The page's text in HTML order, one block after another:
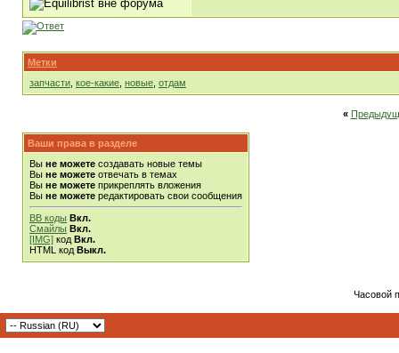
Метки
запчасти кое-какие новые отдам
«
Ваши права в разделе
Вы не можете создавать новые темы
Вы не можете отвечать в темах
Вы не можете прикреплять вложения
Вы не можете редактировать свои сообщения
BB коды Вкл.
Смайлы Вкл.
[IMG] код Вкл.
HTML код Выкл.
Часовой